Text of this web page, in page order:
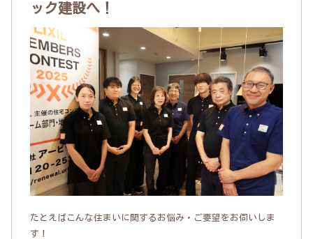
ック建設へ！
たとえばこんな住まいに関するお悩み・ご要望をお伺いしま
す！